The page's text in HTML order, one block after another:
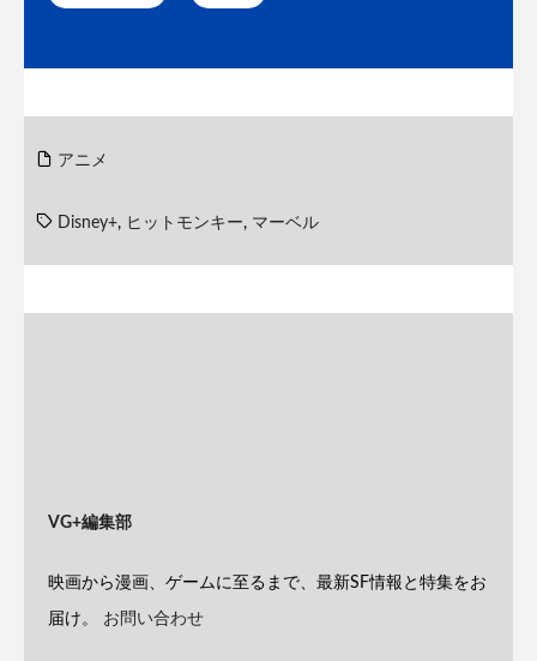
アニメ
Disney+, ヒットモンキー, マーベル
VG+編集部
映画から漫画、ゲームに至るまで、最新SF情報と特集をお
届け。 お問い合わせ